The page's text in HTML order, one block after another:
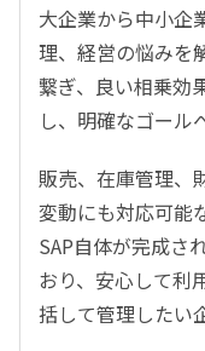
大企業から中小企
理、経営の悩みを
繋ぎ、良い相乗効
し、明確なゴール
販売、在庫管理、
変動にも対応可能
SAP自体が完成さ
おり、安心して利
括して管理したい